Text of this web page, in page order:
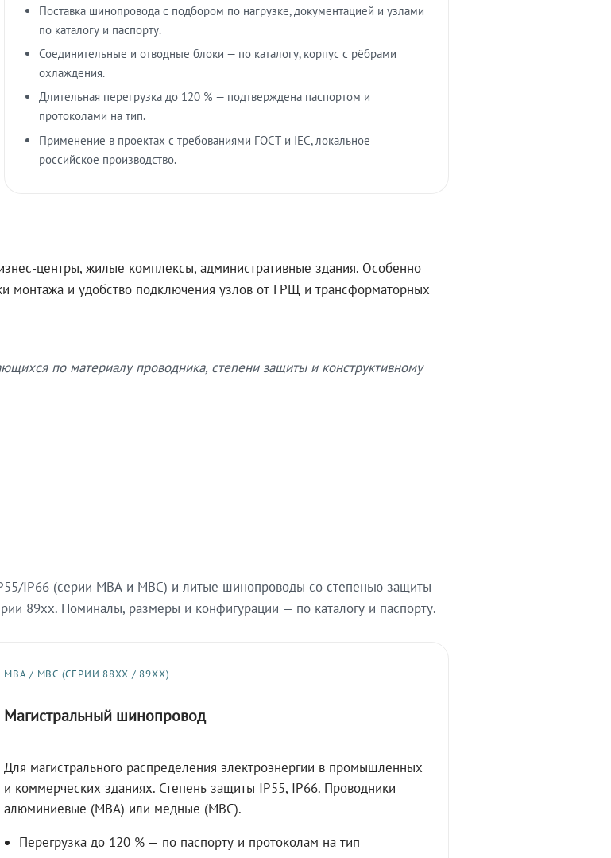
Поставка шинопровода с подбором по нагрузке, документацией и узлами
по каталогу и паспорту.
Соединительные и отводные блоки — по каталогу, корпус с рёбрами
охлаждения.
Длительная перегрузка до 120 % — подтверждена паспортом и
протоколами на тип.
Применение в проектах с требованиями ГОСТ и IEC, локальное
российское производство.
центры, жилые комплексы, административные здания. Особенно
монтажа и удобство подключения узлов от ГРЩ и трансформаторных
по материалу проводника, степени защиты и конструктивному
IP66 (серии МВА и МВС) и литые шинопроводы со степенью защиты
89xx. Номиналы, размеры и конфигурации — по каталогу и паспорту.
МВА / МВС (СЕРИИ 88XX / 89XX)
Магистральный шинопровод
Для магистрального распределения электроэнергии в промышленных
и коммерческих зданиях. Степень защиты IP55, IP66. Проводники
алюминиевые (МВА) или медные (МВС).
Перегрузка до 120 % — по паспорту и протоколам на тип